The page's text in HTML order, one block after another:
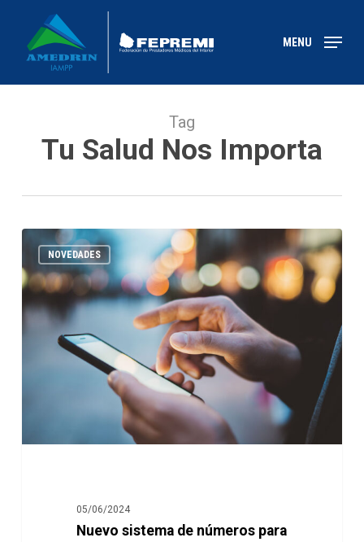
MENU
Tag
Tu Salud Nos Importa
NOVEDADES
05/06/2024
Nuevo sistema de números para